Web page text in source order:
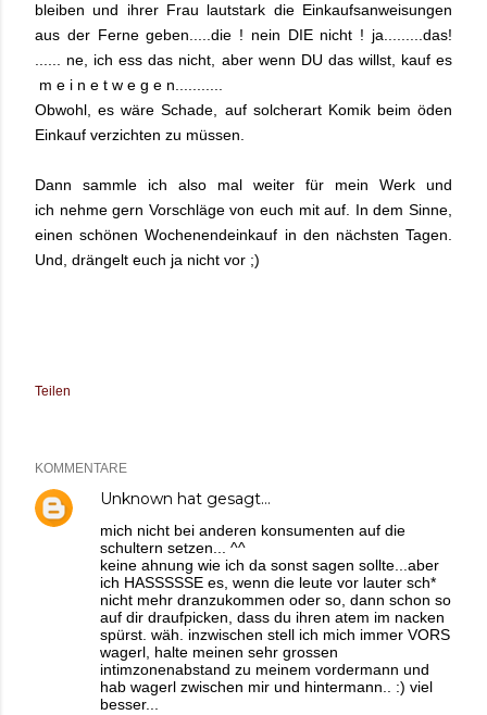
bleiben und ihrer Frau lautstark die Einkaufsanweisungen
aus der Ferne geben.....die ! nein DIE nicht ! ja.........das!
...... ne, ich ess das nicht, aber wenn DU das willst, kauf es
m e i n e t w e g e n...........
Obwohl, es wäre Schade, auf solcherart Komik beim öden
Einkauf verzichten zu müssen.
Dann sammle ich also mal weiter für mein Werk und
ich nehme gern Vorschläge von euch mit auf. In dem Sinne,
einen schönen Wochenendeinkauf in den nächsten Tagen.
Und, drängelt euch ja nicht vor ;)
Teilen
KOMMENTARE
Unknown hat gesagt…
mich nicht bei anderen konsumenten auf die
schultern setzen... ^^
keine ahnung wie ich da sonst sagen sollte...aber
ich HASSSSSE es, wenn die leute vor lauter sch*
nicht mehr dranzukommen oder so, dann schon so
auf dir draufpicken, dass du ihren atem im nacken
spürst. wäh. inzwischen stell ich mich immer VORS
wagerl, halte meinen sehr grossen
intimzonenabstand zu meinem vordermann und
hab wagerl zwischen mir und hintermann.. :) viel
besser...